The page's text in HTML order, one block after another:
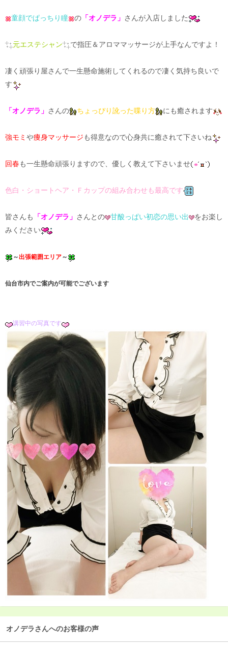
童顔でぱっちり瞳 の 「オノデラ」 さんが入店しました
元エステシャン で指圧＆アロママッサージが上手なんですよ！
凄く頑張り屋さんで一生懸命施術してくれるので凄く気持ち良いで
す
「オノデラ」 さんの ちょっぴり訛った喋り方 にも癒されます
強モミ や痩身マッサージも得意なので心身共に癒されて下さいね
回春も一生懸命頑張りますので、優しく教えて下さいませ
色白・ショートヘア・Ｆカップの組み合わせも最高です
皆さんも 「オノデラ」 さんとの 甘酸っぱい初恋の思い出
をお楽し
みください
～出張範囲エリア～
仙台市内でご案内が可能でございます
講習中の写真です
オノデラさんへのお客様の声